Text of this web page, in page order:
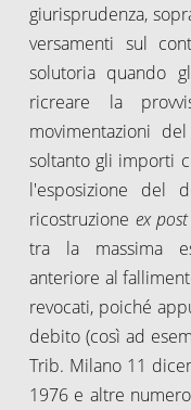
giurisprudenza,
versamenti sul
solutoria quando
ricreare la
movimentazioni
soltanto gli importi
l'esposizione del
ricostruzione ex post
tra la massima
anteriore al
revocati, poiché
debito (così ad
Trib. Milano 11
1976 e altre